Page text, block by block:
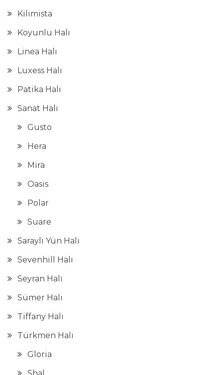
Kilimista
Koyunlu Halı
Linea Halı
Luxess Halı
Patika Halı
Sanat Halı
Gusto
Hera
Mira
Oasis
Polar
Suare
Saraylı Yün Halı
Sevenhill Halı
Seyran Halı
Sümer Halı
Tiffany Halı
Türkmen Halı
Gloria